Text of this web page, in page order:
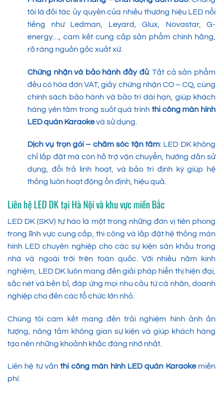
tôi là đối tác ủy quyền của nhiều thương hiệu LED nổi
tiếng như Ledman, Leyard, Glux, Novastar, G-
energy…, cam kết cung cấp sản phẩm chính hãng,
rõ ràng nguồn gốc xuất xứ.
Chứng nhận và bảo hành đầy đủ: Tất cả sản phẩm
đều có hóa đơn VAT, giấy chứng nhận CO – CQ, cùng
chính sách bảo hành và bảo trì dài hạn, giúp khách
hàng yên tâm trong suốt quá trình thi công màn hình
LED quán Karaokevà sử dụng.
Dịch vụ trọn gói – chăm sóc tận tâm: LED DK không
chỉ lắp đặt mà còn hỗ trợ vận chuyển, hướng dẫn sử
dụng, đổi trả linh hoạt, và bảo trì định kỳ giúp hệ
thống luôn hoạt động ổn định, hiệu quả.
Liên hệ LED DK tại Hà Nội và khu vực miền Bắc
LED DK (SKV) tự hào là một trong những đơn vị tiên phong
trong lĩnh vực cung cấp, thi công và lắp đặt hệ thống màn
hình LED chuyên nghiệp cho các sự kiện sân khấu trong
nhà và ngoài trời trên toàn quốc. Với nhiều năm kinh
nghiệm, LED DK luôn mang đến giải pháp hiển thị hiện đại,
sắc nét và bền bỉ, đáp ứng mọi nhu cầu từ cá nhân, doanh
nghiệp cho đến các tổ chức lớn nhỏ.
Chúng tôi cam kết mang đến trải nghiệm hình ảnh ấn
tượng, nâng tầm không gian sự kiện và giúp khách hàng
tạo nên những khoảnh khắc đáng nhớ nhất.
Liên hệ tư vấnthi công màn hình LED quán Karaokemiễn
phí: